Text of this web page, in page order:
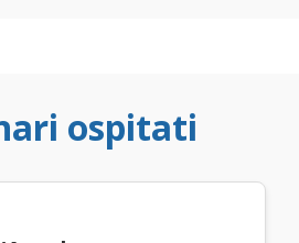
ospitati